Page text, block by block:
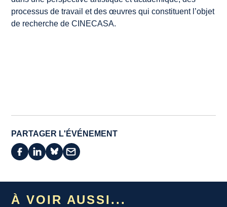
processus de travail et des œuvres qui constituent l’objet
de recherche de CINECASA.
PARTAGER L'ÉVÉNEMENT
À VOIR AUSSI...